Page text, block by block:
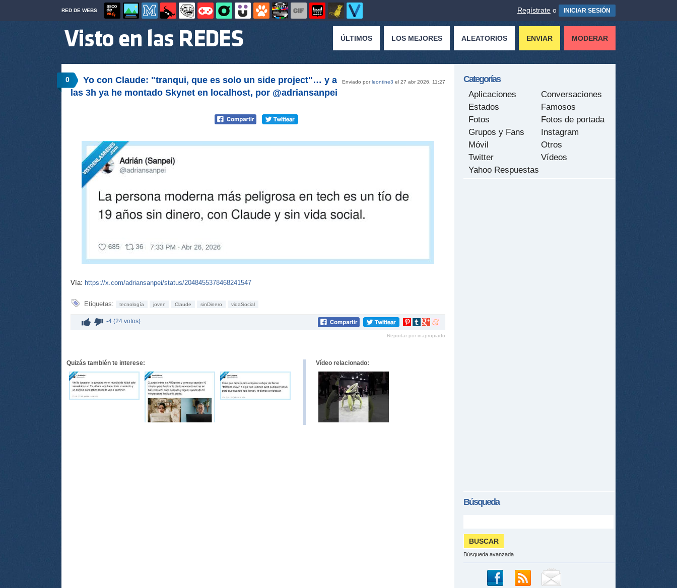
RED DE WEBS Regístrate o INICIAR SESIÓN
ÚLTIMOS LOS MEJORES ALEATORIOS ENVIAR MODERAR
0 Enviado porleontine3 el 27 abr 2026, 11:27
Yo con Claude: "tranqui, que es solo un side project"… y a
las 3h ya he montado Skynet en localhost, por @adriansanpei
Vía: https://x.com/adriansanpei/status/2048455378468241547
Etiquetas: tecnología joven Claude sinDinero vidaSocial
-4 (24 votos)
Compartir
Pinterest
Compartir
tumblr
Compartir
Google+
Compartir
meneame
Reportar por inapropiado
Quizás también te interese: Vídeo relacionado:
Categorías
Aplicaciones
Conversaciones
Estados
Famosos
Fotos
Fotos de portada
Grupos y Fans
Instagram
Móvil
Otros
Twitter
Vídeos
Yahoo Respuestas
Búsqueda
Búsqueda avanzada